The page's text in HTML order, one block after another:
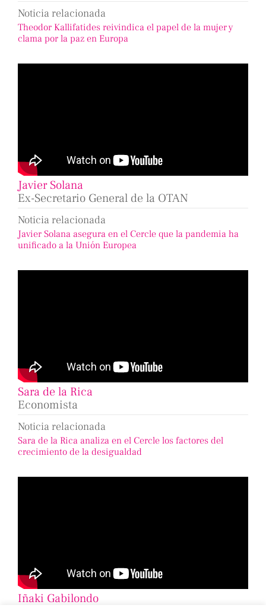
Noticia relacionada
Theodor Kallifatides reivindica el papel de la mujer y
clama por la paz en Europa
Javier Solana
Ex-Secretario General de la OTAN
Noticia relacionada
Javier Solana asegura en el Cercle que la pandemia ha
unificado a la Unión Europea
Sara de la Rica
Economista
Noticia relacionada
Sara de la Rica analiza en el Cercle los factores del
crecimiento de la desigualdad
Iñaki Gabilondo